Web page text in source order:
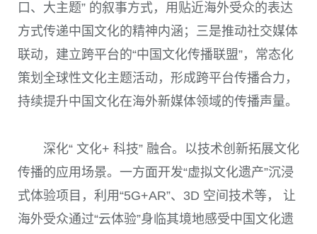
口、大主题” 的叙事方式，用贴近海外受众的表达
方式传递中国文化的精神内涵；三是推动社交媒体
联动，建立跨平台的“中国文化传播联盟”，常态化
策划全球性文化主题活动，形成跨平台传播合力，
持续提升中国文化在海外新媒体领域的传播声量。
深化“ 文化+ 科技” 融合。以技术创新拓展文化
传播的应用场景。一方面开发“虚拟文化遗产”沉浸
式体验项目，利用“5G+AR”、3D 空间技术等， 让
海外受众通过“云体验”身临其境地感受中国文化遗